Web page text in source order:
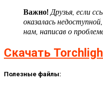
Важно!Друзья, если
оказалась
нам, написав о
Скачать
Полезные файлы: